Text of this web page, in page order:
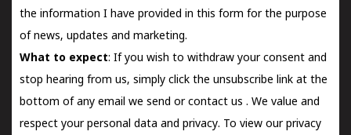
the information I have provided in this form for the purpose
of news, updates and marketing.
What to expect: If you wish to withdraw your consent and
stop hearing from us, simply click the unsubscribe link at the
bottom of any email we send orcontact us . We value and
respect your personal data and privacy. To view our privacy